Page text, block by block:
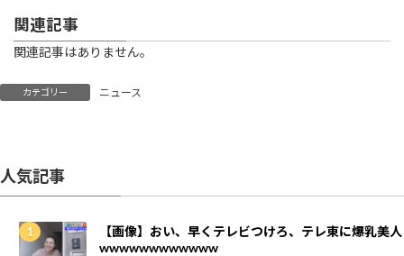
関連記事
関連記事はありません。
カテゴリー ニュース
人気記事
【画像】おい、早くテレビつけろ、テレ東に爆乳美人
wwwwwwwwwwww